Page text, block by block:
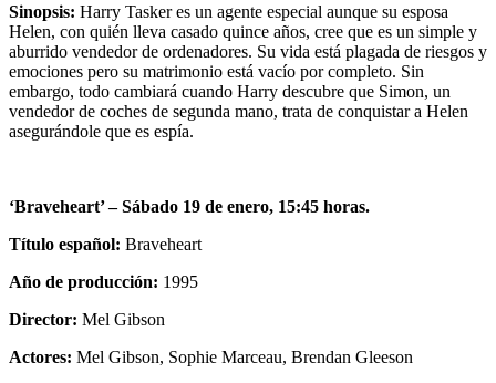
Sinopsis: Harry Tasker es un agente especial aunque su esposa
Helen, con quién lleva casado quince años, cree que es un simple y
aburrido vendedor de ordenadores. Su vida está plagada de riesgos y
emociones pero su matrimonio está vacío por completo. Sin
embargo, todo cambiará cuando Harry descubre que Simon, un
vendedor de coches de segunda mano, trata de conquistar a Helen
asegurándole que es espía.
‘Braveheart’ –Sábado 19 de enero, 15:45 horas.
Título español: Braveheart
Año de producción: 1995
Director: Mel Gibson
Actores: Mel Gibson, Sophie Marceau, Brendan Gleeson